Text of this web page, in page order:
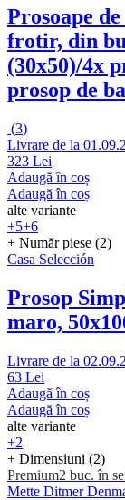
Prosoape
frotir, din
(30x50)/4x
prosop de
(3)
Livrare de la
323 Lei
Adaugă în coș
Adaugă în coș
alte variante
+5+6
+ Număr piese (2)
Casa Selección
Prosop
maro,
Livrare de la
63 Lei
Adaugă în coș
Adaugă în coș
alte variante
+2
+ Dimensiuni (2)
Premium2 buc. în
Mette Ditmer